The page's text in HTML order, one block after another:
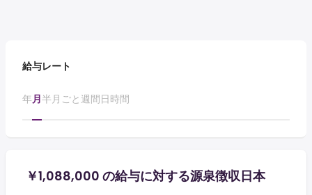
給与レート
年月半月ごと週間日時間
￥1,088,000 の給与に対する源泉徴収日本